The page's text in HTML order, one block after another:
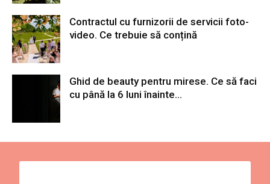
Contractul cu furnizorii de servicii foto-
video. Ce trebuie să conțină
Ghid de beauty pentru mirese. Ce să faci
cu până la 6 luni înainte...